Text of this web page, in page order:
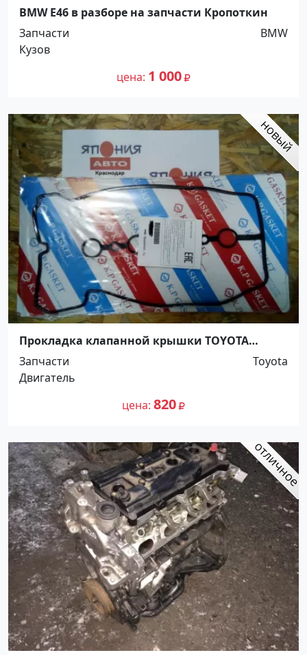
BMW E46 в разборе на запчасти Кропоткин
Запчасти
BMW
Кузов
цена 1 000
Прокладка клапанной крышки TOYOTA
1NZ/2NZ Краснодар
Запчасти
Toyota
Двигатель
цена 820